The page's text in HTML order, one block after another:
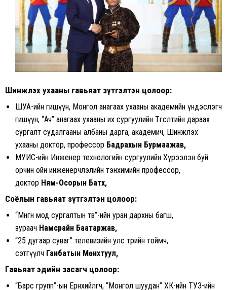
Шинжлэх ухааны гавьяат зүтгэлтэн цолоор:
ШУА-ийн гишүүн, Монгол анагаах ухааны академийн үндэслэгч
гишүүн, “Ач” анагаах ухааны их сургуулийн Төгсөлтийн дараах
сургалт судалгааны албаны дарга, академич, Шинжлэх
ухааны доктор, профессор Бадрахын Бурмаажав,
МУИС-ийн Инженер технологийн сургуулийн Хүрээлэн буй
орчин ойн инженерчлэлийн тэнхимийн профессор,
доктор Ням-Осорын Батхүү,
Соёлын гавьяат зүтгэлтэн цолоор:
“Мөнгөн мод сургалтын төв”-ийн уран дархны багш,
зураач Намсрайн Баатаржав,
“25 дугаар суваг” телевизийн улс төрийн тоймч,
сэтгүүлч Ганбатын Мөнхтуул,
Гавьяат эдийн засагч цолоор:
“Барс групп”-ын Ерөнхийлөгч, “Монгол шуудан” ХК-ийн ТУЗ-ийн